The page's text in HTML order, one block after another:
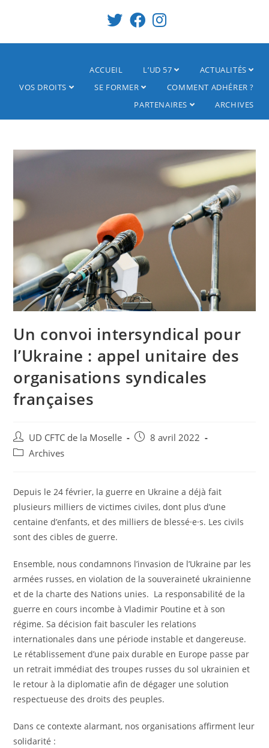
ACCUEIL L’UD 57
ACTUALITÉS
VOS DROITS
SE FORMER
COMMENT ADHÉRER ?
PARTENAIRES
ARCHIVES
Un convoi intersyndical pour
l’Ukraine : appel unitaire des
organisations syndicales
françaises
UD CFTC de la Moselle
8 avril 2022
Archives
Depuis le 24 février, la guerre en Ukraine a déjà fait
plusieurs milliers de victimes civiles, dont plus d’une
centaine d’enfants, et des milliers de blessé·e·s. Les civils
sont des cibles de guerre.
Ensemble, nous condamnons l’invasion de l’Ukraine par les
armées russes, en violation de la souveraineté ukrainienne
et de la charte des Nations unies. La responsabilité de la
guerre en cours incombe à Vladimir Poutine et à son
régime. Sa décision fait basculer les relations
internationales dans une période instable et dangereuse.
Le rétablissement d’une paix durable en Europe passe par
un retrait immédiat des troupes russes du sol ukrainien et
le retour à la diplomatie afin de dégager une solution
respectueuse des droits des peuples.
Dans ce contexte alarmant, nos organisations affirment leur
solidarité :